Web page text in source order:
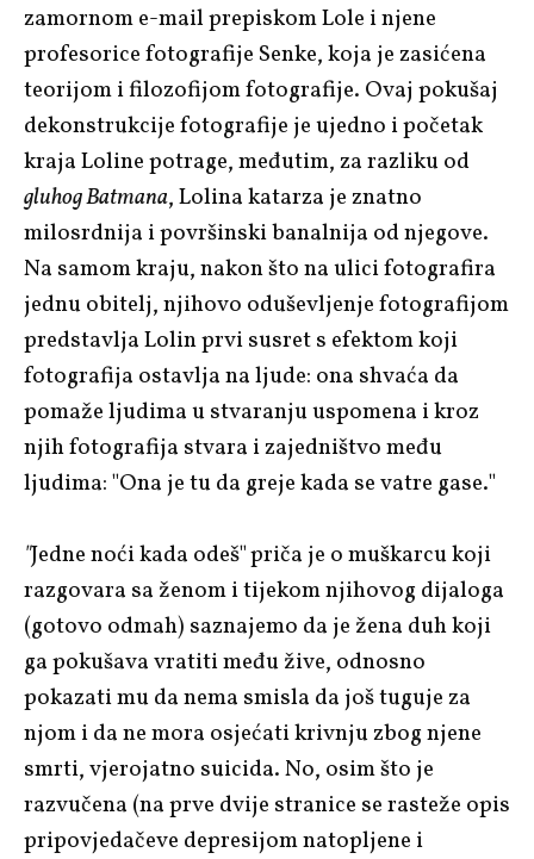
zamornom e-mail prepiskom Lole i njene
profesorice fotografije Senke, koja je zasićena
teorijom i filozofijom fotografije. Ovaj pokušaj
dekonstrukcije fotografije je ujedno i početak
kraja Loline potrage, međutim, za razliku od
gluhog Batmana, Lolina katarza je znatno
milosrdnija i površinski banalnija od njegove.
Na samom kraju, nakon što na ulici fotografira
jednu obitelj, njihovo oduševljenje fotografijom
predstavlja Lolin prvi susret s efektom koji
fotografija ostavlja na ljude: ona shvaća da
pomaže ljudima u stvaranju uspomena i kroz
njih fotografija stvara i zajedništvo među
ljudima: "Ona je tu da greje kada se vatre gase."
"Jedne noći kada odeš"priča je o muškarcu koji
razgovara sa ženom i tijekom njihovog dijaloga
(gotovo odmah) saznajemo da je žena duh koji
ga pokušava vratiti među žive, odnosno
pokazati mu da nema smisla da još tuguje za
njom i da ne mora osjećati krivnju zbog njene
smrti, vjerojatno suicida. No, osim što je
razvučena (na prve dvije stranice se rasteže opis
pripovjedačeve depresijom natopljene i